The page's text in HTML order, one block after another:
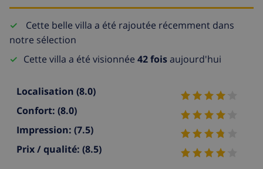
Cette belle villa a été rajoutée récemment dans
notre sélection
Cette villa a été visionnée 42 foisaujourd'hui
Localisation (8.0)
Confort: (8.0)
Impression: (7.5)
Prix / qualité: (8.5)